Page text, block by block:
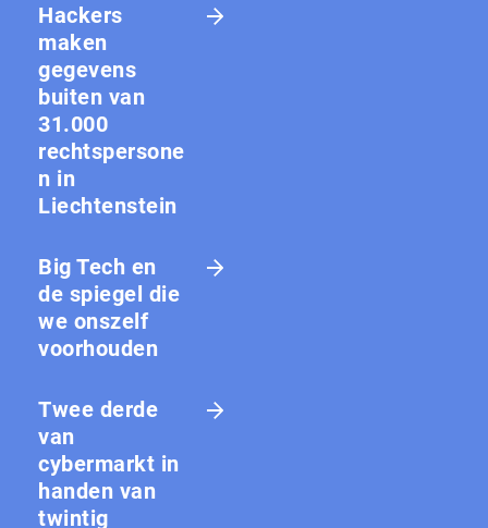
Hackers
maken
gegevens
buiten van
31.000
rechtspersone
n in
Liechtenstein
Big Tech en
de spiegel die
we onszelf
voorhouden
Twee derde
van
cybermarkt in
handen van
twintig